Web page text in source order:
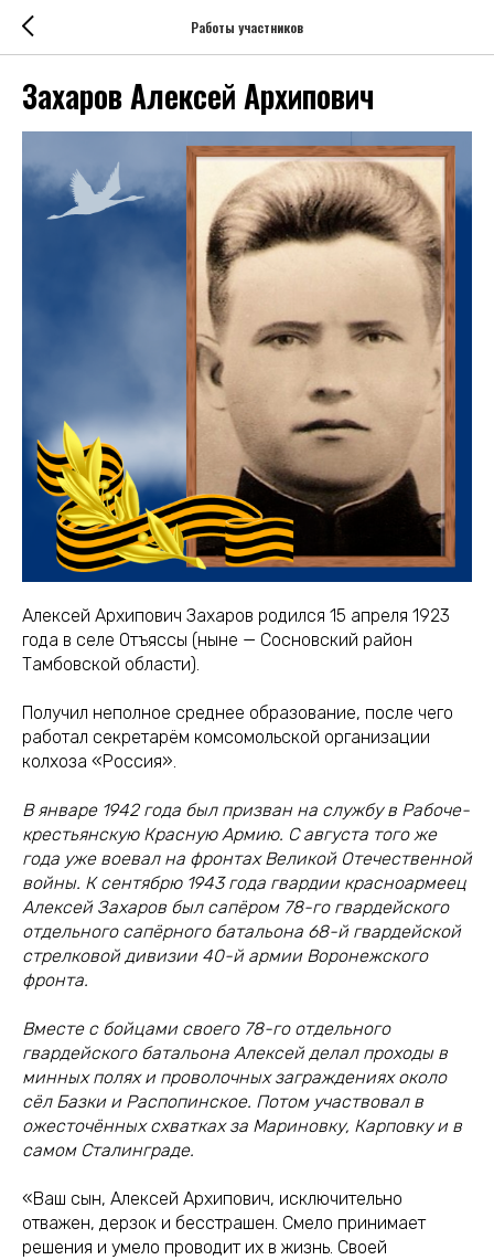
Работы участников
Захаров Алексей Архипович
Алексей Архипович Захаров родился 15 апреля 1923
года в селе Отъяссы (ныне — Сосновский район
Тамбовской области).
Получил неполное среднее образование, после чего
работал секретарём комсомольской организации
колхоза «Россия».
В январе 1942 года был призван на службу в Рабоче-
крестьянскую Красную Армию. С августа того же
года уже воевал на фронтах Великой Отечественной
войны. К сентябрю 1943 года гвардии красноармеец
Алексей Захаров был сапёром 78-го гвардейского
отдельного сапёрного батальона 68-й гвардейской
стрелковой дивизии 40-й армии Воронежского
фронта.
Вместе с бойцами своего 78-го отдельного
гвардейского батальона Алексей делал проходы в
минных полях и проволочных заграждениях около
сёл Базки и Распопинское. Потом участвовал в
ожесточённых схватках за Мариновку, Карповку и в
самом Сталинграде.
«Ваш сын, Алексей Архипович, исключительно
отважен, дерзок и бесстрашен. Смело принимает
решения и умело проводит их в жизнь. Своей